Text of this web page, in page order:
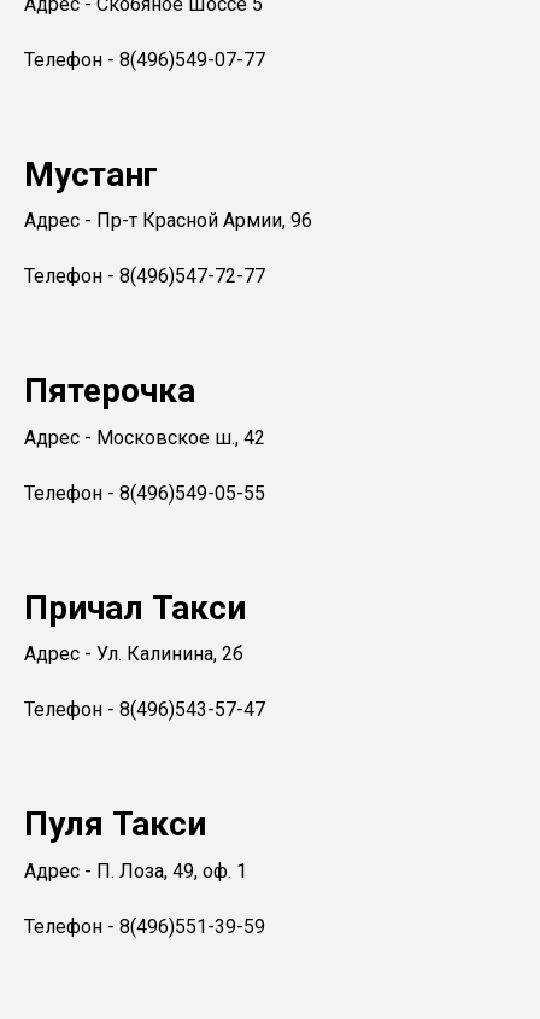
Телефон - 8(496)549-07-77
Мустанг
Адрес - Пр-т Красной Армии, 96
Телефон - 8(496)547-72-77
Пятерочка
Адрес - Московское ш., 42
Телефон - 8(496)549-05-55
Причал Такси
Адрес - Ул. Калинина, 2б
Телефон - 8(496)543-57-47
Пуля Такси
Адрес - П. Лоза, 49, оф. 1
Телефон - 8(496)551-39-59